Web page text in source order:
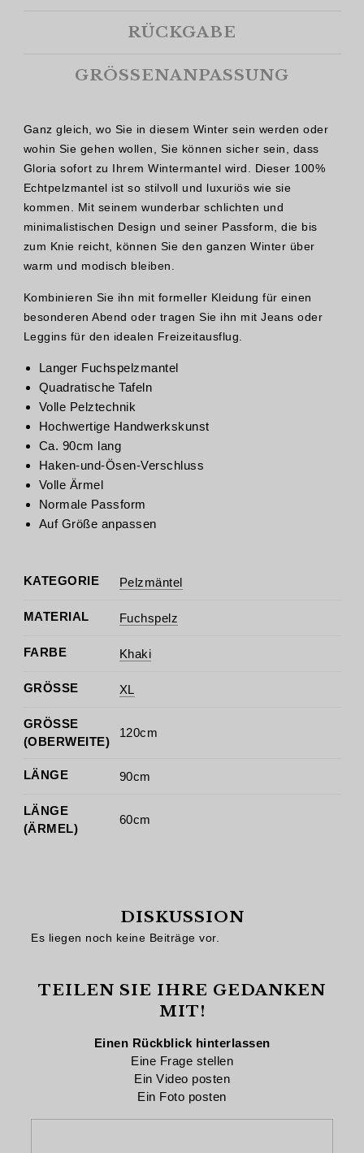
RÜCKGABE
GRÖSSENANPASSUNG
Ganz gleich, wo Sie in diesem Winter sein werden oder
wohin Sie gehen wollen, Sie können sicher sein, dass
Gloria sofort zu Ihrem Wintermantel wird. Dieser 100%
Echtpelzmantel ist so stilvoll und luxuriös wie sie
kommen. Mit seinem wunderbar schlichten und
minimalistischen Design und seiner Passform, die bis
zum Knie reicht, können Sie den ganzen Winter über
warm und modisch bleiben.
Kombinieren Sie ihn mit formeller Kleidung für einen
besonderen Abend oder tragen Sie ihn mit Jeans oder
Leggins für den idealen Freizeitausflug.
Langer Fuchspelzmantel
Quadratische Tafeln
Volle Pelztechnik
Hochwertige Handwerkskunst
Ca. 90cm lang
Haken-und-Ösen-Verschluss
Volle Ärmel
Normale Passform
Auf Größe anpassen
KATEGORIE Pelzmäntel
MATERIAL Fuchspelz
FARBE Khaki
GRÖSSE XL
GRÖSSE (
OBERWEITE)
120cm
LÄNGE 90cm
LÄNGE
(ÄRMEL)
60cm
DISKUSSION
Es liegen noch keine Beiträge vor.
TEILEN SIE IHRE GEDANKEN
MIT!
Einen Rückblick hinterlassen
Eine Frage stellen
Ein Video posten
Ein Foto posten